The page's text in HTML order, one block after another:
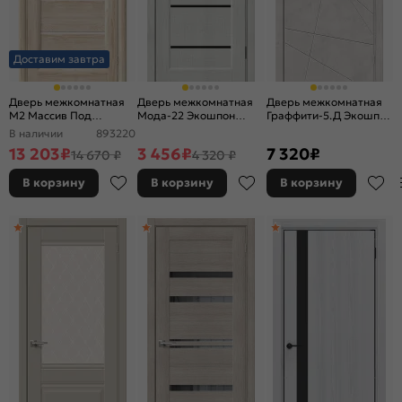
Доставим завтра
Дверь межкомнатная
М2 Массив Под
покраску, остекленная,
кромки, царговая
В наличии 893220
13 203₽14 670 ₽
В корзину
Дверь межкомнатная
Мода-22 Экошпон
3 456₽4 320 ₽
В корзину
Дверь межкомнатная
Граффити-5.Д Экошпон
7 320₽
В корзину